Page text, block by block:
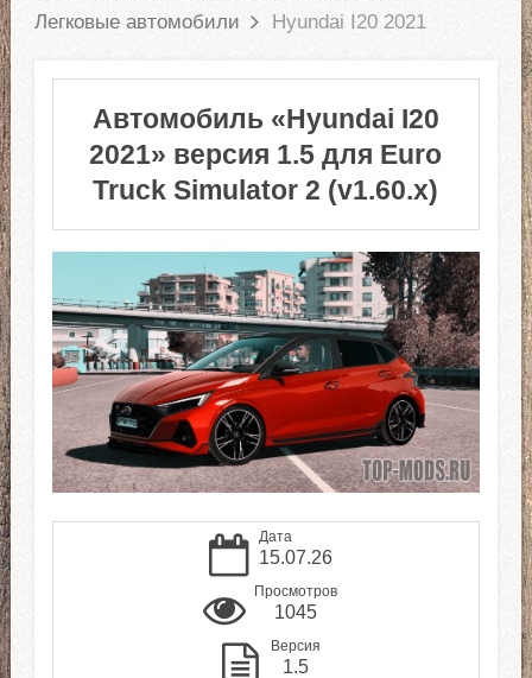
Легковые автомобили
Hyundai I20 2021
Автомобиль «Hyundai I20
2021» версия 1.5 для Euro
Truck Simulator 2 (v1.60.x)
Дата
15.07.26
Просмотров
1045
Версия
1.5